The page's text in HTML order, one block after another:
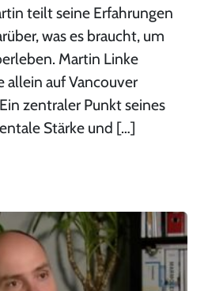
teilt seine Erfahrungen
was es braucht, um
Martin Linke
allein auf Vancouver
zentraler Punkt seines
Stärke und […]